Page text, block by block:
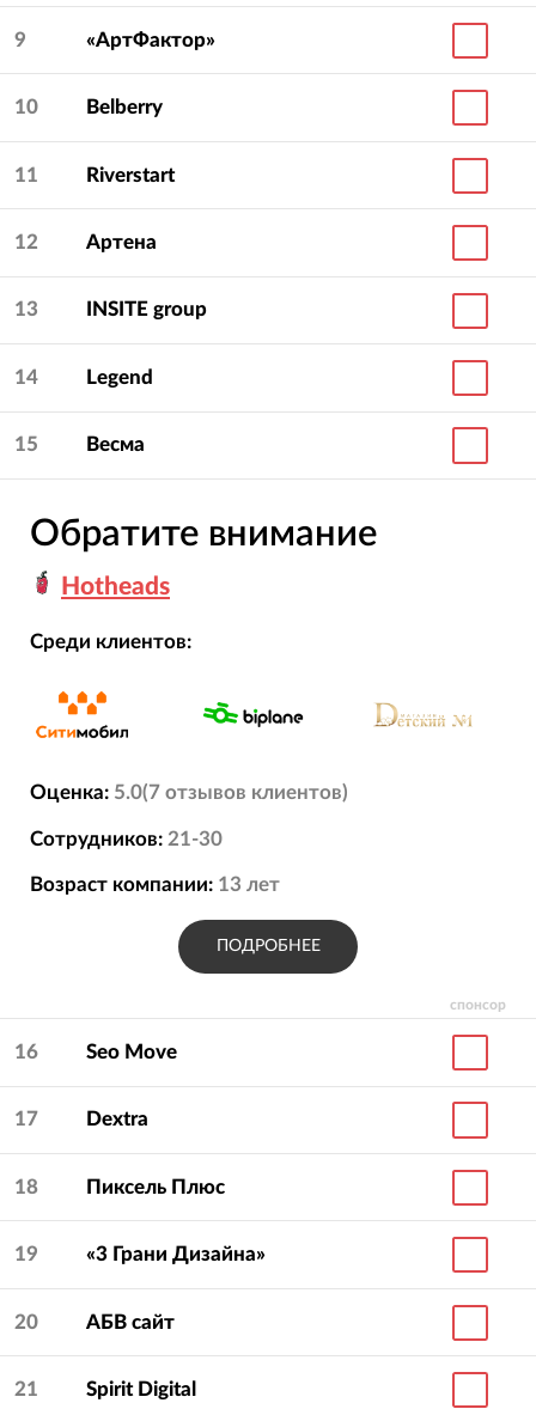
9 «АртФактор»
10 Belberry
11 Riverstart
12 Артена
13 INSITE group
14 Legend
15 Весма
спонсор
Обратите внимание
Hotheads
Среди клиентов:
Оценка: 5.0(7 отзывов клиентов)
Сотрудников: 21-30
Возраст компании: 13 лет
ПОДРОБНЕЕ
16 Seo Move
17 Dextra
18 Пиксель Плюс
19 «3 Грани Дизайна»
20 АБВ сайт
21 Spirit Digital